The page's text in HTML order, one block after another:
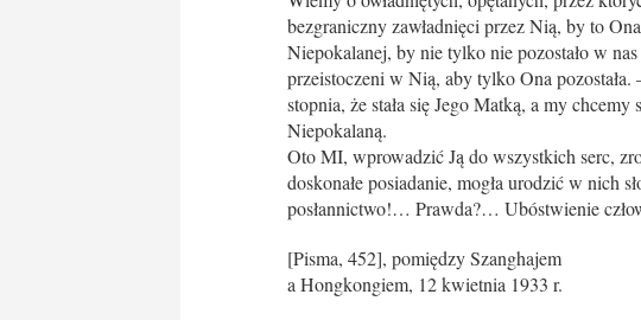
bezgraniczny zawładnięci przez Nią, by to
Niepokalanej, by nie tylko nie pozostało w
przeistoczeni w Nią, aby tylko Ona
stopnia, że stała się Jego Matką, a my
Niepokalaną.
Oto MI, wprowadzić Ją do wszystkich serc,
doskonałe posiadanie, mogła urodzić w nich
posłannictwo!… Prawda?… Ubóstwienie
[Pisma, 452], pomiędzy Szanghajem
a Hongkongiem, 12 kwietnia 1933 r.